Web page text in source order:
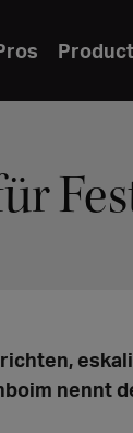
nennt